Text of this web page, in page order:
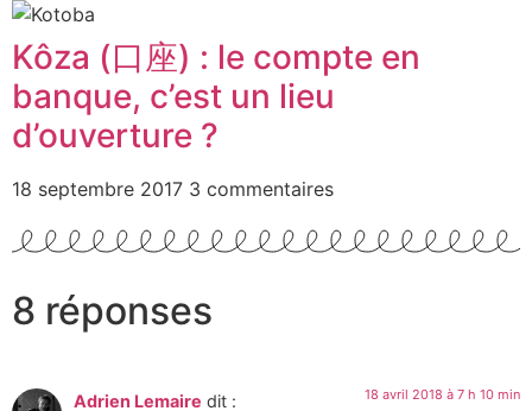
Kôza (口座) : le compte en
banque, c’est un lieu
d’ouverture ?
18 septembre 2017 3 commentaires
8 réponses
Adrien Lemaire dit : 18 avril 2018 à 7 h 10 min